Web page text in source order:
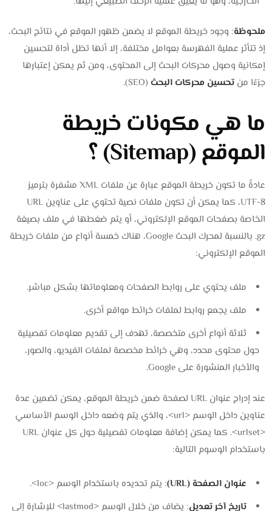
ملحوظة: وجود خريطة الموقع لا يضمن ظهور الموقع في نتائج البحث،
إذ تتأثر عملية الفهرسة بعوامل مختلفة، إلا أنها تظل أداة لتحسين
إمكانية وصول محركات البحث إلى المحتوى، ومن ثم يمكن إعتبارها
جزءًا منتحسين محركات البحث (SEO).
ما هي مكونات خريطة
الموقع (Sitemap) ؟
عادةً ما تكون خريطة الموقع عبارة عن ملفات XML مشفرة بترميز
UTF-8، كما يمكن أن تكون ملفات نصية تحتوي على عناوين URL
الخاصة بصفحات الموقع الإلكتروني، أو يتم ضغطها في ملف بصيغة
gz. بالنسبة لمحرك البحث Google، هناك خمسة أنواع من ملفات خريطة
الموقع الإلكتروني:
ملف يحتوي على روابط الصفحات ومعلوماتها بشكل مباشر.
ملف يجمع روابط لملفات خرائط مواقع أخرى.
ثلاثة أنواع أخرى متخصصة، تهدف إلى تقديم معلومات تفصيلية
حول محتوى محدد، وهي خرائط مخصصة لملفات الفيديو، والصور،
والأخبار المنشورة على Google.
عند إدراج عنوان URL لصفحة ضمن خريطة الموقع، يمكن تضمين عدة
عناوين داخل الوسم <url>، والذي يتم وضعه داخل الوسم الأساسي
<urlset>. كما يمكن إضافة معلومات تفصيلية حول كل عنوان URL
باستخدام الوسوم التالية:
عنوان الصفحة (URL)
: يتم تحديده باستخدام الوسم <loc>.
تاريخ آخر تعديل
: يضاف من خلال الوسم <lastmod> للإشارة إلى